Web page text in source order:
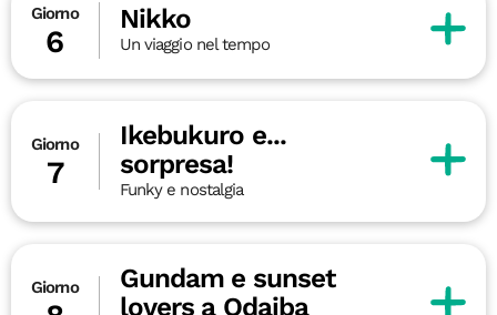
Giorno
6
Nikko
Un viaggio nel tempo
Giorno
7
Ikebukuro e...
sorpresa!
Funky e nostalgia
Giorno
Gundam e sunset
lovers a Odaiba